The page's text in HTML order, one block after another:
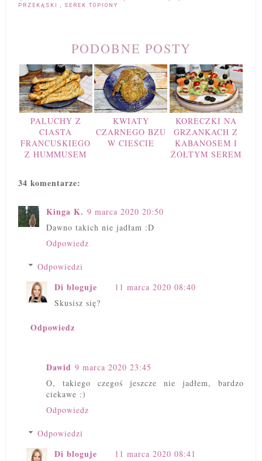
PRZEKĄSKI
SEREK TOPIONY
PODOBNE POSTY
PALUCHY Z
CIASTA
FRANCUSKIEGO
Z HUMMUSEM
KWIATY
CZARNEGO BZU
W CIEŚCIE
KORECZKI NA
GRZANKACH Z
KABANOSEM I
ŻÓŁTYM SEREM
34 komentarze:
Kinga K. 9 marca 2020 20:50
Dawno takich nie jadłam :D
Odpowiedz
Odpowiedzi
Di bloguje
11 marca 2020 08:40
Skusisz się?
Odpowiedz
Dawid 9 marca 2020 23:45
O, takiego czegoś jeszcze nie jadłem, bardzo
ciekawe :)
Odpowiedz
Odpowiedzi
Di bloguje
11 marca 2020 08:41